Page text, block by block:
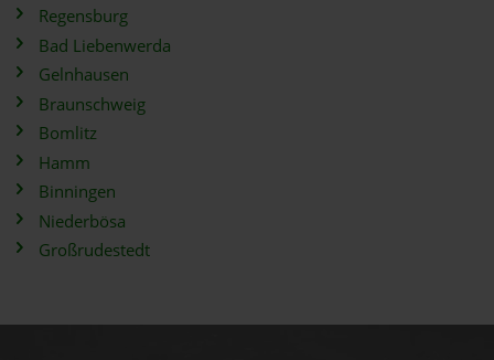
Regensburg
Bad Liebenwerda
Gelnhausen
Braunschweig
Bomlitz
Hamm
Binningen
Niederbösa
Großrudestedt